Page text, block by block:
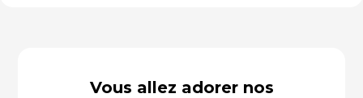
Vous allez adorer nos